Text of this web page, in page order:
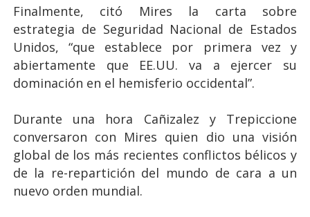
Finalmente, citó Mires la carta sobre
estrategia de Seguridad Nacional de Estados
Unidos, “que establece por primera vez y
abiertamente que EE.UU. va a ejercer su
dominación en el hemisferio occidental”.
Durante una hora Cañizalez y Trepiccione
conversaron con Mires quien dio una visión
global de los más recientes conflictos bélicos y
de la re-repartición del mundo de cara a un
nuevo orden mundial.